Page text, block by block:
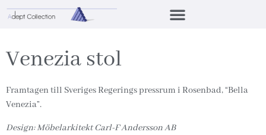
Venezia stol
Framtagen till Sveriges Regerings pressrum i Rosenbad, “Bella
Venezia”.
Design: Möbelarkitekt Carl-F Andersson AB